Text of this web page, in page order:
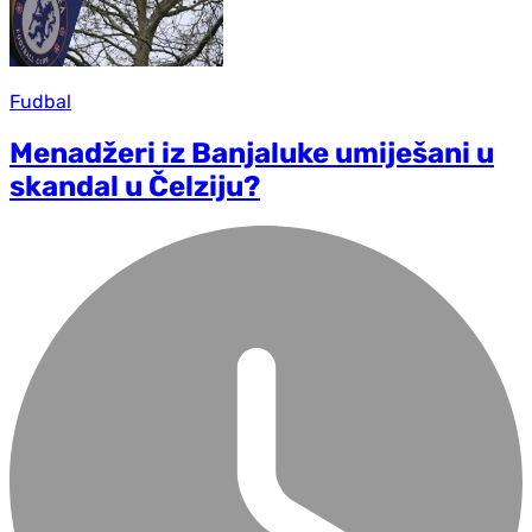
Fudbal
Menadžeri iz Banjaluke umiješani u
skandal u Čelziju?